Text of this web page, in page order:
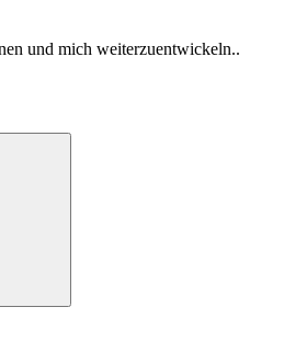
und mich weiterzuentwickeln..